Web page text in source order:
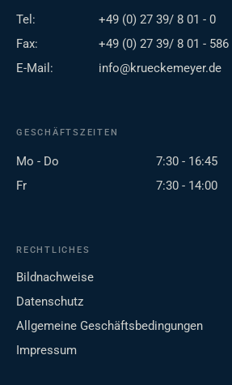
Tel:
+49 (0) 27 39/ 8 01 - 0
Fax:
+49 (0) 27 39/ 8 01 - 586
E-Mail:
info@krueckemeyer.de
GESCHÄFTSZEITEN
Mo - Do
7:30 - 16:45
Fr
7:30 - 14:00
RECHTLICHES
Bildnachweise
Datenschutz
Allgemeine Geschäftsbedingungen
Impressum